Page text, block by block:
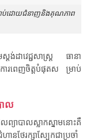
គាប់ដោយជំនាញនិងគុណភាព
តង់ដាវេជ្ជសាស្រ្ត ធានា
រពេញចិត្តបំផុតស ម្រាប់
ាល
យាបាលស្លាកស្នាមនោះគឺ
ានថែរក្សាស្បែកជាប្រចាំ